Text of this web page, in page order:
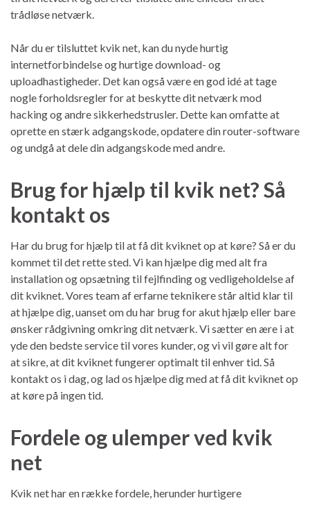
trådløse netværk.
Når du er tilsluttet kvik net, kan du nyde hurtig
internetforbindelse og hurtige download- og
uploadhastigheder. Det kan også være en god idé at tage
nogle forholdsregler for at beskytte dit netværk mod
hacking og andre sikkerhedstrusler. Dette kan omfatte at
oprette en stærk adgangskode, opdatere din router-software
og undgå at dele din adgangskode med andre.
Brug for hjælp til kvik net? Så
kontakt os
Har du brug for hjælp til at få dit kviknet op at køre? Så er du
kommet til det rette sted. Vi kan hjælpe dig med alt fra
installation og opsætning til fejlfinding og vedligeholdelse af
dit kviknet. Vores team af erfarne teknikere står altid klar til
at hjælpe dig, uanset om du har brug for akut hjælp eller bare
ønsker rådgivning omkring dit netværk. Vi sætter en ære i at
yde den bedste service til vores kunder, og vi vil gøre alt for
at sikre, at dit kviknet fungerer optimalt til enhver tid. Så
kontakt os i dag, og lad os hjælpe dig med at få dit kviknet op
at køre på ingen tid.
Fordele og ulemper ved kvik
net
Kvik net har en række fordele, herunder hurtigere